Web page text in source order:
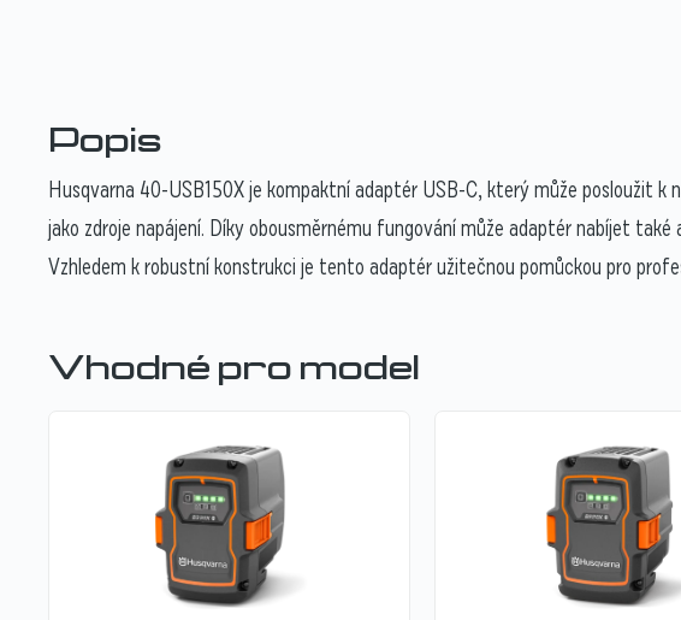
Popis
Husqvarna 40-USB150X je kompaktní adaptér USB-C, který může posloužit
jako zdroje napájení. Díky obousměrnému fungování může adaptér nabíjet
Vzhledem k robustní konstrukci je tento adaptér užitečnou pomůckou pro
Vhodné pro model